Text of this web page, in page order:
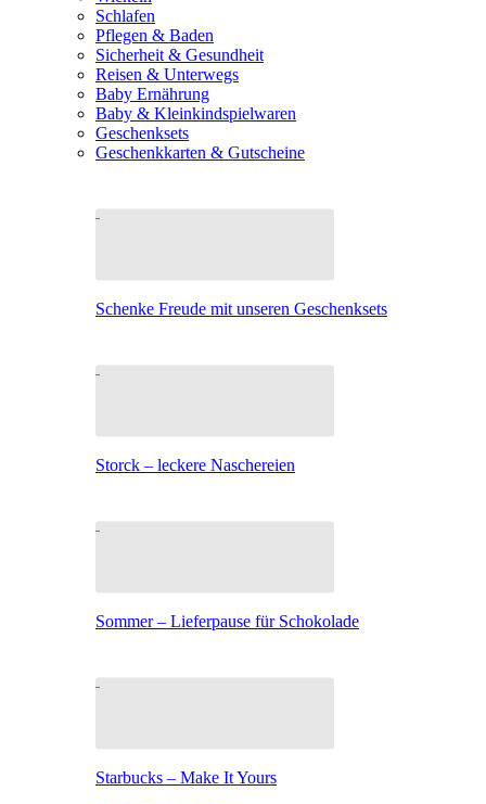
Schlafen
Pflegen & Baden
Sicherheit & Gesundheit
Reisen & Unterwegs
Baby Ernährung
Baby & Kleinkindspielwaren
Geschenksets
Geschenkkarten & Gutscheine
Schenke Freude mit unseren Geschenksets
Storck – leckere Naschereien
Sommer – Lieferpause für Schokolade
Starbucks – Make It Yours